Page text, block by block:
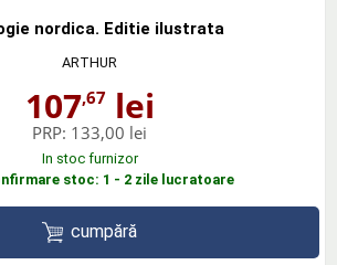
nordica. Editie ilustrata
ARTHUR
107,67lei
PRP: 133,00 lei
In stoc furnizor
stoc: 1 - 2 zile lucratoare
cumpără